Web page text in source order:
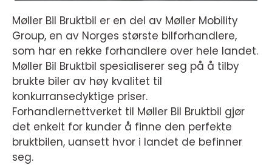
Møller Bil Bruktbil er en del av Møller Mobility
Group, en av Norges største bilforhandlere,
som har en rekke forhandlere over hele landet.
Møller Bil Bruktbil spesialiserer seg på å tilby
brukte biler av høy kvalitet til
konkurransedyktige priser.
Forhandlernettverket til Møller Bil Bruktbil gjør
det enkelt for kunder å finne den perfekte
bruktbilen, uansett hvor i landet de befinner
seg.